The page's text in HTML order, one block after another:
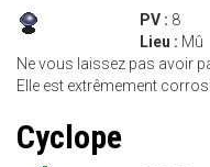
PV : 8
Lieu : Mû
Ne vous laissez pas avoir
Elle est extrêmement
Cyclope